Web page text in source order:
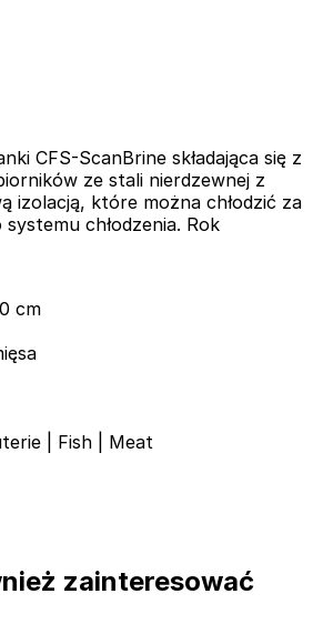
CFS-ScanBrine składająca się z
ze stali nierdzewnej z
izolacją, które można chłodzić za
chłodzenia. Rok
cm
Fish
Meat
zainteresować